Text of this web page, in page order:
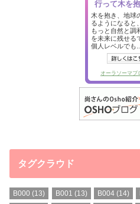
タグクラウド
B000 (13) B001 (13) B004(14)